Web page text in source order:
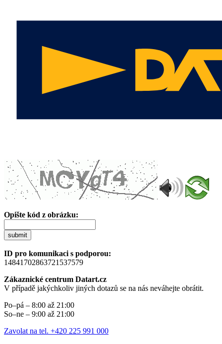
Opište kód z obrázku:
submit
ID pro komunikaci s podporou:
14841702863721537579
Zákaznické centrum Datart.cz
V případě jakýchkoliv jiných dotazů se na nás neváhejte obrátit.
Po–pá – 8:00 až 21:00
So–ne – 9:00 až 21:00
Zavolat na tel. +420 225 991 000